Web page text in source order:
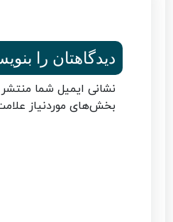
دیدگاهتان را
نشانی ایمیل شما
بخش‌های موردنیاز